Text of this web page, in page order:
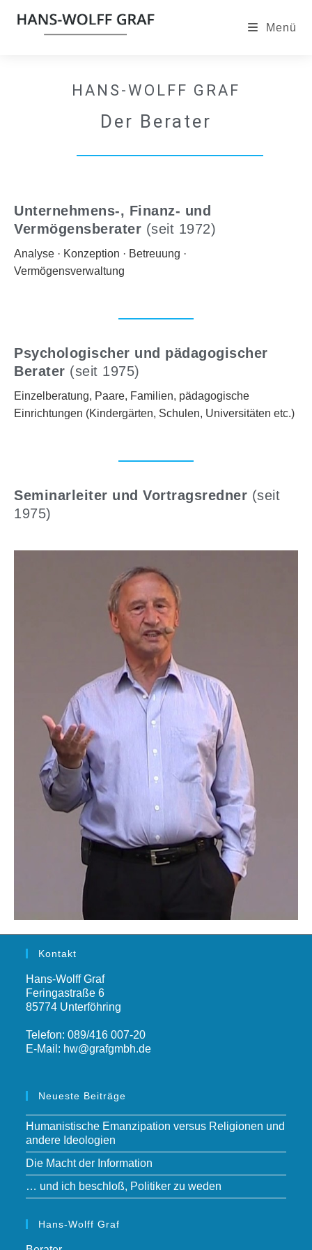
Menü
HANS-WOLFF GRAF
Der Berater
Unternehmens-, Finanz- und
Vermögensberater (seit 1972)
Analyse · Konzeption · Betreuung ·
Vermögensverwaltung
Psychologischer und pädagogischer
Berater (seit 1975)
Einzelberatung, Paare, Familien, pädagogische
Einrichtungen (Kindergärten, Schulen, Universitäten etc.)
Seminarleiter und Vortragsredner (seit
1975)
Kontakt
Hans-Wolff Graf
Feringastraße 6
85774 Unterföhring
Telefon: 089/416 007-20
E-Mail: hw@grafgmbh.de
Neueste Beiträge
Humanistische Emanzipation versus Religionen und
andere Ideologien
Die Macht der Information
… und ich beschloß, Politiker zu weden
Hans-Wolff Graf